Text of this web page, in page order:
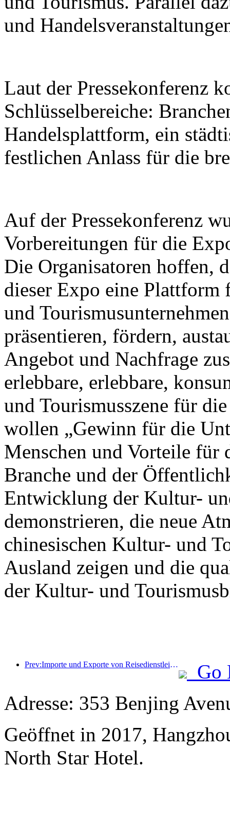
und
Laut der Pressekonferenz
Schlüsselbereiche:
Handelsplattform, ein
festlichen Anlass für die
Auf der Pressekonferenz
Vorbereitungen für die
Die Organisatoren hoffen,
dieser Expo eine
und
präsentieren, fördern,
Angebot und Nachfrage
erlebbare, erlebbare,
und Tourismusszene für
wollen „Gewinn für die
Menschen und Vorteile für
Branche und der
Entwicklung der Kultur-
demonstrieren, die neue
chinesischen Kultur- und
Ausland zeigen und die
der Kultur- und
Prev:Importe und Exporte von Reisedienstleistungen erreichten im ersten Halbjahr 1.080,29 Milliarden Yuan
Go
Adresse: 353 Benjing
Geöffnet in 2017,
North Star Hotel.